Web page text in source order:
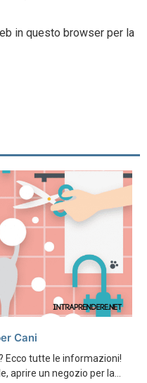
in questo browser per la
Cani
Ecco tutte le informazioni!
aprire un negozio per la...